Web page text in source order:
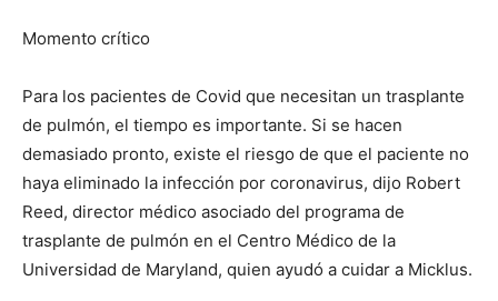
Momento crítico
Para los pacientes de Covid que necesitan un trasplante
de pulmón, el tiempo es importante. Si se hacen
demasiado pronto, existe el riesgo de que el paciente no
haya eliminado la infección por coronavirus, dijo Robert
Reed, director médico asociado del programa de
trasplante de pulmón en el Centro Médico de la
Universidad de Maryland, quien ayudó a cuidar a Micklus.